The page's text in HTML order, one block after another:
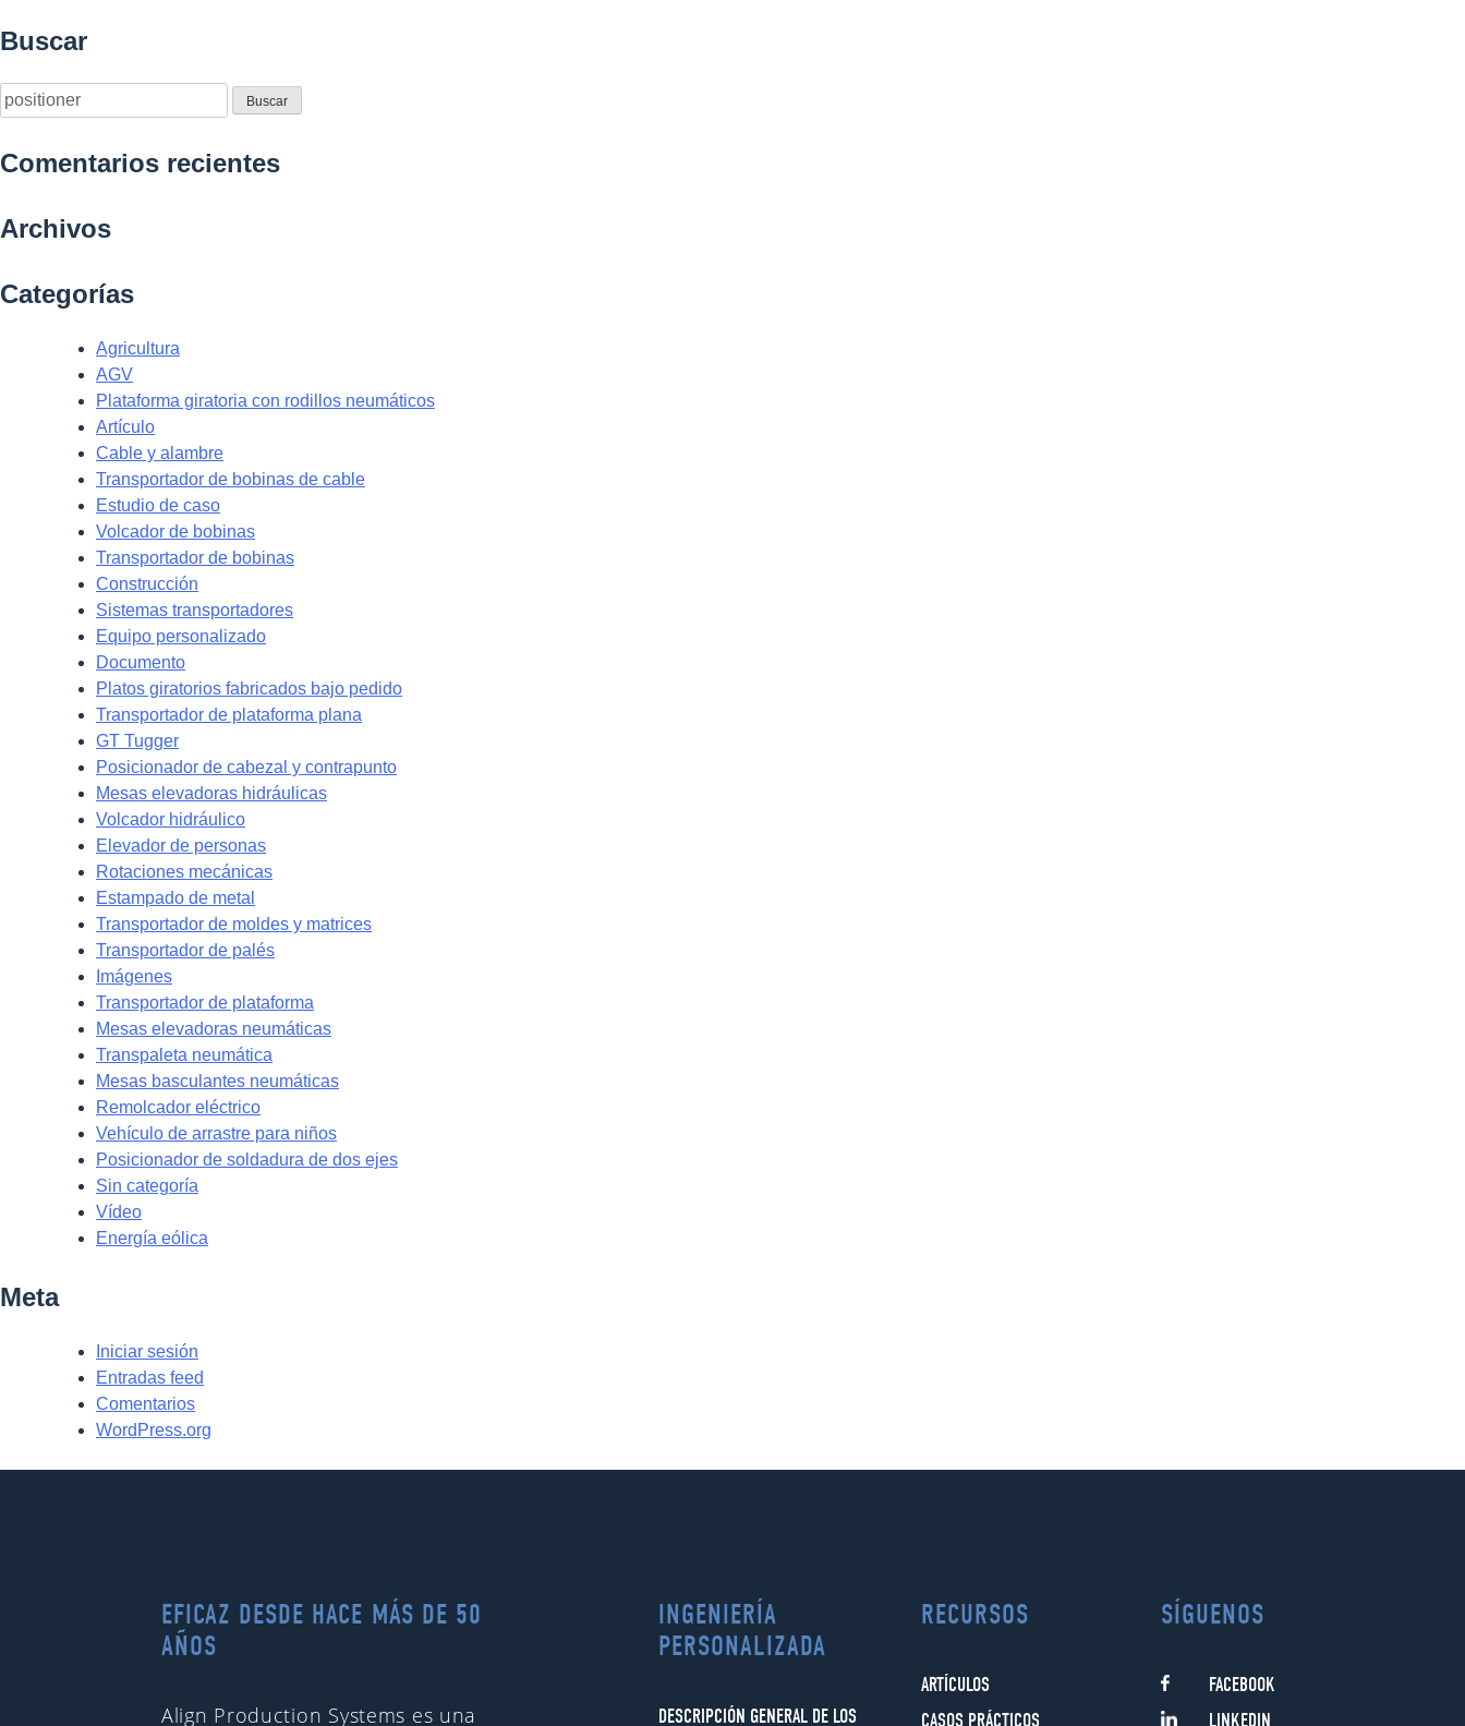
Buscar
Comentarios recientes
Archivos
Categorías
Agricultura
AGV
Plataforma giratoria con rodillos neumáticos
Artículo
Cable y alambre
Transportador de bobinas de cable
Estudio de caso
Volcador de bobinas
Transportador de bobinas
Construcción
Sistemas transportadores
Equipo personalizado
Documento
Platos giratorios fabricados bajo pedido
Transportador de plataforma plana
GT Tugger
Posicionador de cabezal y contrapunto
Mesas elevadoras hidráulicas
Volcador hidráulico
Elevador de personas
Rotaciones mecánicas
Estampado de metal
Transportador de moldes y matrices
Transportador de palés
Imágenes
Transportador de plataforma
Mesas elevadoras neumáticas
Transpaleta neumática
Mesas basculantes neumáticas
Remolcador eléctrico
Vehículo de arrastre para niños
Posicionador de soldadura de dos ejes
Sin categoría
Vídeo
Energía eólica
Meta
Iniciar sesión
Entradas feed
Comentarios
WordPress.org
EFICAZ DESDE HACE MÁS DE 50
AÑOS
Align Production Systems es una
INGENIERÍA
PERSONALIZADA
DESCRIPCIÓN GENERAL DE LOS
RECURSOS
ARTÍCULOS
CASOS PRÁCTICOS
SÍGUENOS
FACEBOOK
LINKEDIN